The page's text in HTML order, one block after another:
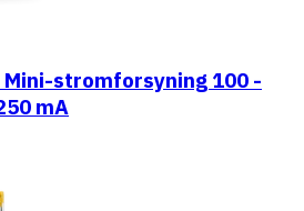
Mini-stromforsyning 100 -
mA